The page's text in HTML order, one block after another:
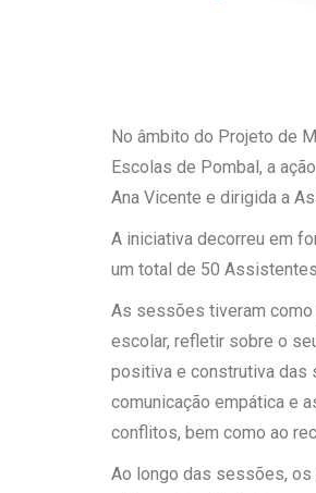
No âmbito do Projeto de
Escolas de Pombal, a
Ana Vicente e dirigida a
A iniciativa decorreu em
um total de 50
As sessões tiveram
escolar, refletir sobre o
positiva e construtiva das
comunicação empática e
conflitos, bem como ao
Ao longo das sessões, os